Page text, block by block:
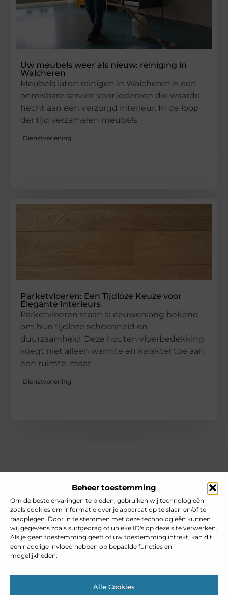
Beheer toestemming
Om de beste ervaringen te bieden, gebruiken wij technologieën
zoals cookies om informatie over je apparaat op te slaan en/of te
raadplegen. Door in te stemmen met deze technologieën kunnen
wij gegevens zoals surfgedrag of unieke ID's op deze site verwerken.
Als je geen toestemming geeft of uw toestemming intrekt, kan dit
een nadelige invloed hebben op bepaalde functies en
mogelijkheden.
Alle Cookies
Uw meubels weer als nieuw: reiniging in
Walcheren
Meubels laten reinigen in Walcheren is een
onmisbare service voor iedereen die waarde
hecht aan een verzorgd interieur. In de loop
der tijd verzamelen meubels
Dienstverlening
Parketvloeren: Een Tijdloze Keuze voor
Elegante Interieurs
Parketvloeren staan al eeuwenlang bekend
om hun tijdloze schoonheid en
duurzaamheid. Deze houten vloerbedekking
voegt niet alleen warmte en karakter toe aan
een ruimte, maar
Dienstverlening
Jouw gids voor inspiratie en tips uit het dagelijks leven.
Ontdek een brede verzameling blogs en artikelen die je helpen
om het meeste uit elke dag te halen, met praktische adviezen
en verrassende inzichten.
Bericht categorie